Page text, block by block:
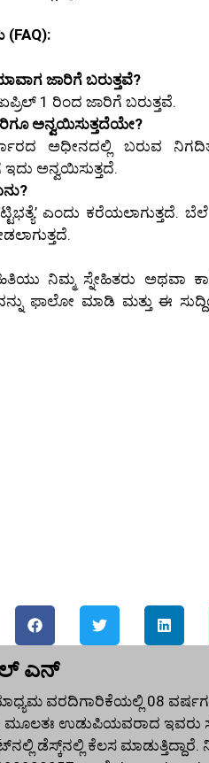
(FAQ):
ಜಾರಿಗೆ ಬರುತ್ತವೆ?
1 ರಿಂದ ಜಾರಿಗೆ ಬರುತ್ತವೆ.
ಅನ್ವಯಿಸುತ್ತದೆಯೇ?
ಅಧೀನದಲ್ಲಿ ಬರುವ ನಿಗದಿತ
ಅನ್ವಯಿಸುತ್ತದೆ.
ಎಂದು ಕರೆಯಲಾಗುತ್ತದೆ.
ನಿಮ್ಮ ಸ್ನೇಹಿತರು ಅಥವಾ
ಫಾಲೋ ಮಾಡಿ ಮತ್ತು ಈ
ಎನ್‌
ವರದಿಗಾರಿಕೆಯಲ್ಲಿ 08 ವರ್ಷಗಳ
ಮೂಲತಃ ಉಡುಪಿಯವರಾದ ಇವರು
ಡೆಸ್ಕ್‌ನಲ್ಲಿ ಕೆಲಸ